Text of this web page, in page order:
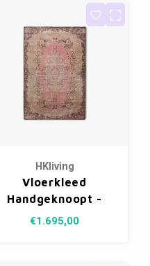
HKliving
Vloerkleed
Handgeknoopt -
Wol 200 x 300 cm
€1.695,00